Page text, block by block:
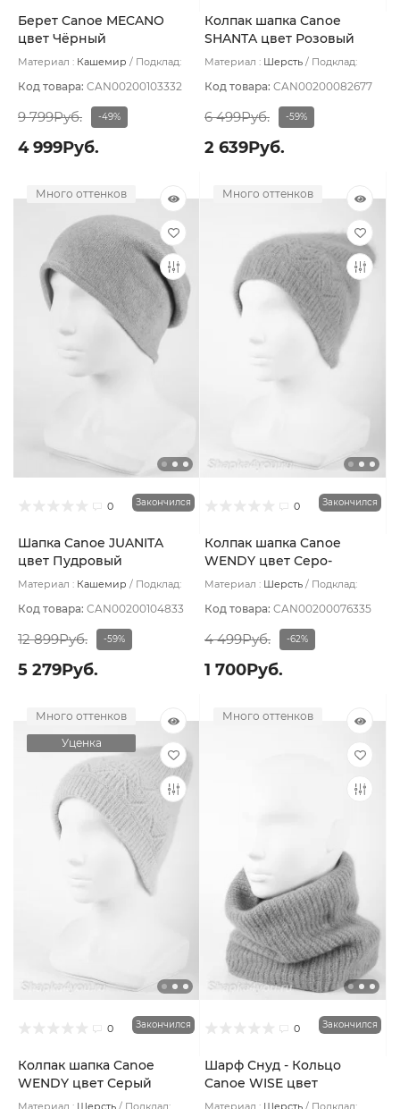
Берет Canoe MECANO
цвет Чёрный
Материал : Кашемир
Подклад:
Код товара: CAN00200103332
9 799Руб. -49%
4 999Руб.
Колпак шапка Canoe
SHANTA цвет Розовый
пудровый
Материал : Шерсть
Подклад:
Код товара: CAN00200082677
6 499Руб. -59%
2 639Руб.
Много оттенков
0 Закончился
Шапка Canoe JUANITA
цвет Пудровый
Материал : Кашемир
Подклад:
Код товара: CAN00200104833
12 899Руб. -59%
5 279Руб.
Много оттенков
0 Закончился
Колпак шапка Canoe
WENDY цвет Серо-
розовый
Материал : Шерсть
Подклад:
Код товара: CAN00200076335
4 499Руб. -62%
1 700Руб.
Много оттенков
Уценка
0 Закончился
Колпак шапка Canoe
WENDY цвет Серый
светлый
Материал : Шерсть Подклад:
Много оттенков
0 Закончился
Шарф Снуд - Кольцо
Canoe WISE цвет
Сиреневый
Материал : Шерсть Подклад: